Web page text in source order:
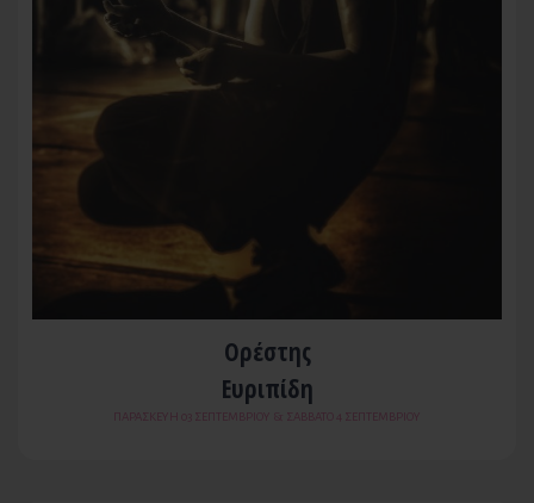
Ορέστης
Ευριπίδη
ΠΑΡΑΣΚΕΥΉ 03 ΣΕΠΤΕΜΒΡΊΟΥ & ΣΆΒΒΑΤΟ 4 ΣΕΠΤΕΜΒΡΊΟΥ